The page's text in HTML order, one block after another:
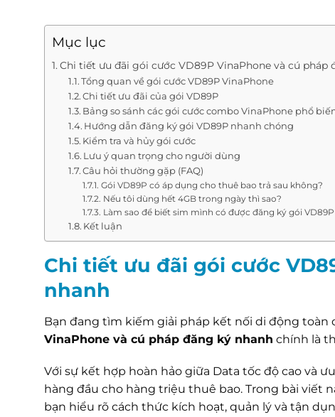
Mục lục
Chi tiết ưu đãi gói cước VD89P VinaPhone và cú pháp
Tổng quan về gói cước VD89P VinaPhone
Chi tiết ưu đãi của gói VD89P
Bảng so sánh các gói cước combo VinaPhone phổ
Hướng dẫn đăng ký gói VD89P nhanh chóng
Kiểm tra và hủy gói cước
Lưu ý quan trọng cho người dùng
Câu hỏi thường gặp (FAQ)
Gói VD89P có áp dụng cho thuê bao trả sau không?
Nếu tôi dùng hết 4GB trong ngày thì sao?
Làm sao để biết sim mình có được đăng ký gói
Kết luận
Chi tiết ưu đãi gói cước
nhanh
Bạn đang tìm kiếm giải pháp kết nối di động toàn
VinaPhone và cú pháp đăng ký nhanh chính là
Với sự kết hợp hoàn hảo giữa Data tốc độ cao và
hàng đầu cho hàng triệu thuê bao. Trong bài viết
bạn hiểu rõ cách thức kích hoạt, quản lý và tận